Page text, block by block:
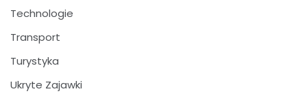
Technologie
Transport
Turystyka
Ukryte Zajawki